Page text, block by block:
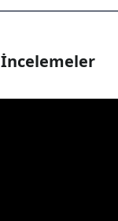
İncelemeler